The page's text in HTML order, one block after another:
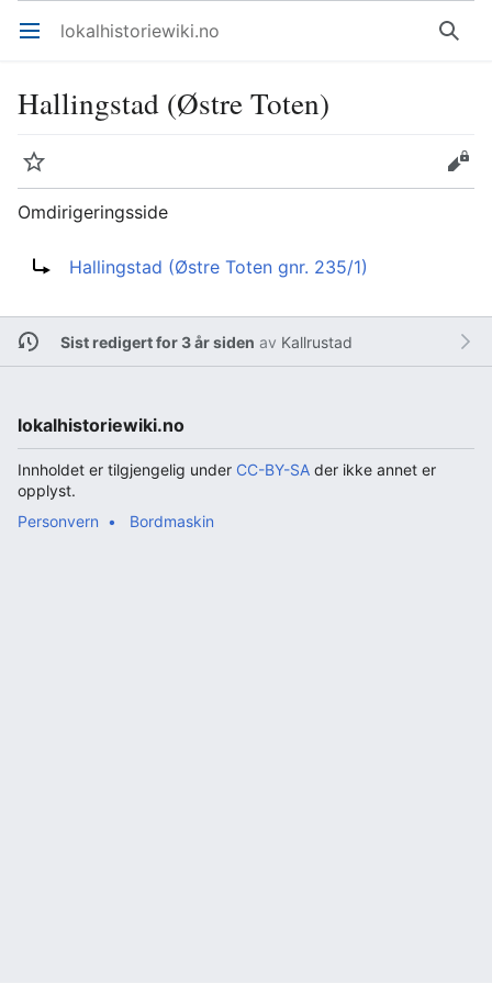
Åpne hovedmenyen lokalhistoriewiki.no Søk
Hallingstad (Østre Toten)
Overvåk
Rediger
Omdirigeringsside
Hallingstad (Østre Toten gnr. 235/1)
Sist redigert for 3 år siden av Kallrustad
lokalhistoriewiki.no
Innholdet er tilgjengelig under CC-BY-SA der ikke annet er
opplyst.
Personvern
Bordmaskin